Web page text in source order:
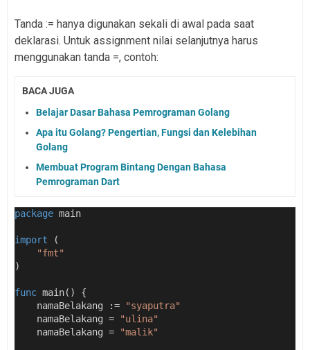
Tanda := hanya digunakan sekali di awal pada saat
deklarasi. Untuk assignment nilai selanjutnya harus
menggunakan tanda =, contoh:
BACA JUGA
Belajar Dasar Bahasa Pemrograman Golang
Apa itu Golang? Pengertian, Fungsi dan Kelebihan
Golang
Membuat Program Bintang Dengan Bahasa
Pemrograman Dart
package main
import (
"fmt"
)
func main() {
namaBelakang :=
"syaputra"
namaBelakang =
"ulina"
namaBelakang =
"malik"